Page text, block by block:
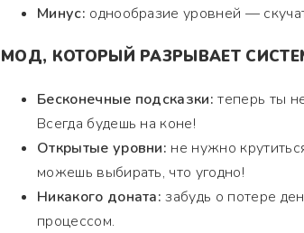
Минус: однообразие уровней —
МОД, КОТОРЫЙ РАЗРЫВАЕТ
Бесконечные подсказки: теперь ты
Всегда будешь на коне!
Открытые уровни: не нужно
можешь выбирать, что угодно!
Никакого доната: забудь о потере
процессом.